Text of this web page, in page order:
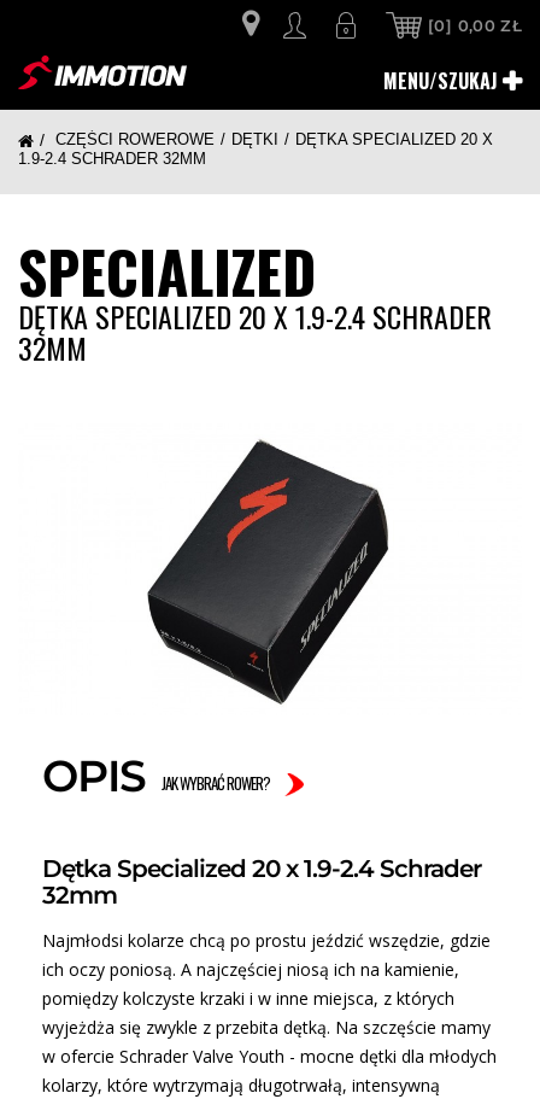
[0] 0,00 ZŁ
MENU/SZUKAJ
CZĘŚCI ROWEROWE DĘTKI
DĘTKA SPECIALIZED 20 X
1.9-2.4 SCHRADER 32MM
SPECIALIZED
DĘTKA SPECIALIZED 20 X 1.9-2.4 SCHRADER
32MM
OPIS JAK WYBRAĆ ROWER?
Dętka Specialized 20x 1.9-2.4Schrader
32mm
Najmłodsi kolarze chcą po prostu jeździć wszędzie, gdzie
ich oczy poniosą. A najczęściej niosą ich na kamienie,
pomiędzy kolczyste krzaki i w inne miejsca, z których
wyjeżdża się zwykle z przebita dętką. Na szczęście mamy
w ofercie Schrader Valve Youth - mocne dętki dla młodych
kolarzy, które wytrzymają długotrwałą, intensywną